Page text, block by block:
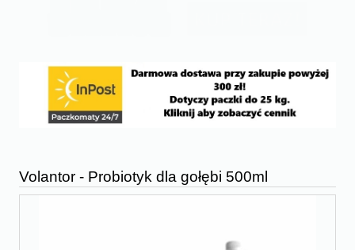
Volantor - Probiotyk dla gołębi 500ml